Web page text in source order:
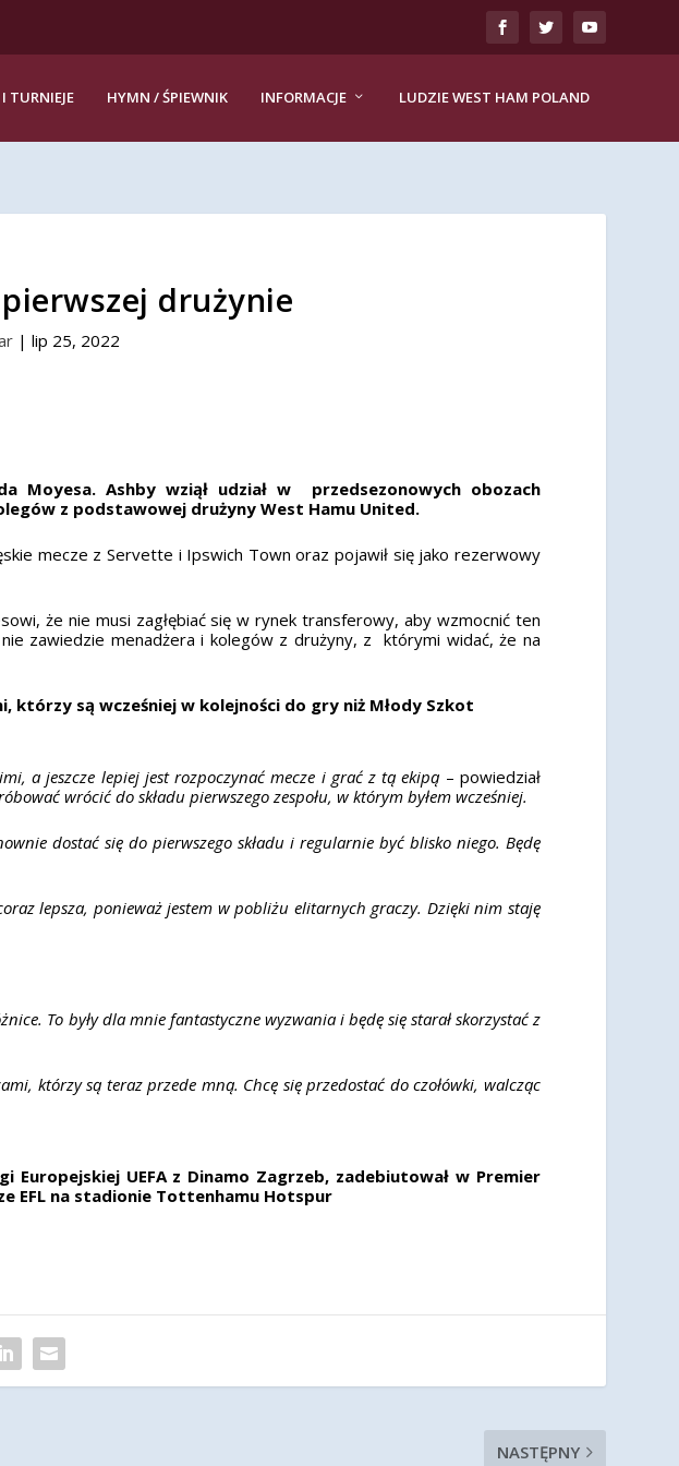
TURNIEJE HYMN / ŚPIEWNIK INFORMACJE LUDZIE WEST HAM POLAND
drużynie
| lip 25, 2022
Moyesa. Ashby wziął udział w przedsezonowych obozach
z podstawowej drużyny West Hamu United.
mecze z Servette i Ipswich Town oraz pojawił się jako rezerwowy
że nie musi zagłębiać się w rynek transferowy, aby wzmocnić ten
zawiedzie menadżera i kolegów z drużyny, z którymi widać, że na
którzy są wcześniej w kolejności do gry niż Młody Szkot
a jeszcze lepiej jest rozpoczynać mecze i grać z tą ekipą – powiedział
wrócić do składu pierwszego zespołu, w którym byłem wcześniej.
dostać się do pierwszego składu i regularnie być blisko niego. Będę
lepsza, ponieważ jestem w pobliżu elitarnych graczy. Dzięki nim staję
To były dla mnie fantastyczne wyzwania i będę się starał skorzystać z
którzy są teraz przede mną. Chcę się przedostać do czołówki, walcząc
Europejskiej UEFA z Dinamo Zagrzeb, zadebiutował w Premier
EFL na stadionie Tottenhamu Hotspur
NASTĘPNY